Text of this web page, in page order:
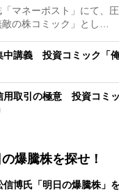
マネーポスト」にて、
の株コミック」とし…
中講義 投資コミック「俺
用取引の極意 投資コミ
爆騰株を探せ！
信博氏「明日の爆騰株」